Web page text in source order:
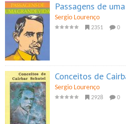
Passagens de
Sergio Lourenço
2351 0
Conceitos de
Sergio Lourenço
2928 0